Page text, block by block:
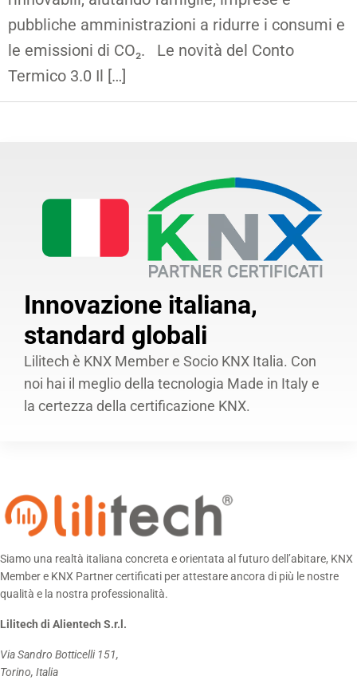
pubbliche amministrazioni a ridurre i consumi e
le emissioni di CO₂. Le novità del Conto
Termico 3.0 Il […]
Innovazione italiana,
standard globali
Lilitech è KNX Member e Socio KNX Italia. Con
noi hai il meglio della tecnologia Made in Italy e
la certezza della certificazione KNX.
Siamo una realtà italiana concreta e orientata al futuro dell’abitare, KNX
Member e KNX Partner certificati per attestare ancora di più le nostre
qualità e la nostra professionalità.
Lilitech di Alientech S.r.l.
Via Sandro Botticelli 151,
Torino, Italia